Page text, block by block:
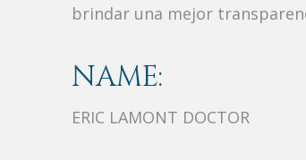
brindar una mejor
NAME:
ERIC LAMONT DOCTOR